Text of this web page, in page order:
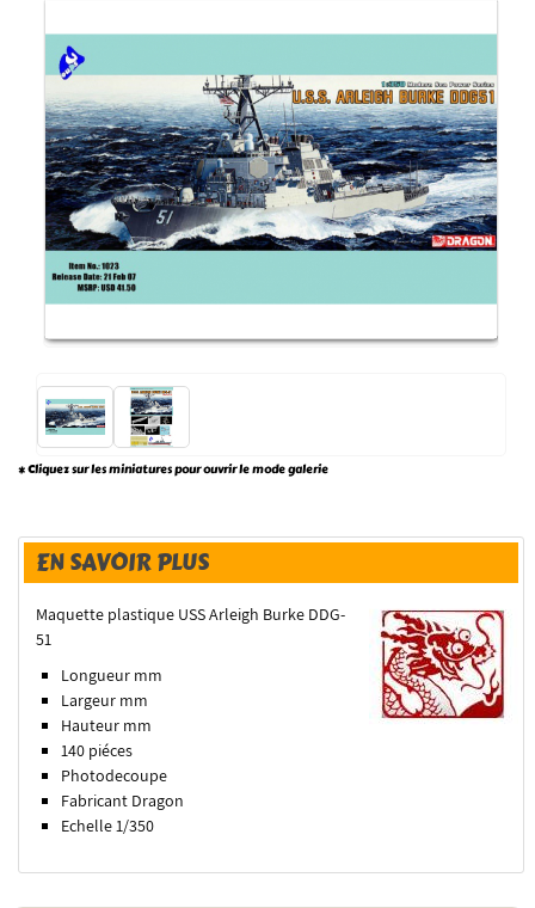
* Cliquez sur les miniatures pour ouvrir le mode galerie
EN SAVOIR PLUS
Maquette plastique USS Arleigh Burke DDG-
51
Longueur mm
Largeur mm
Hauteur mm
140 piéces
Photodecoupe
Fabricant Dragon
Echelle 1/350